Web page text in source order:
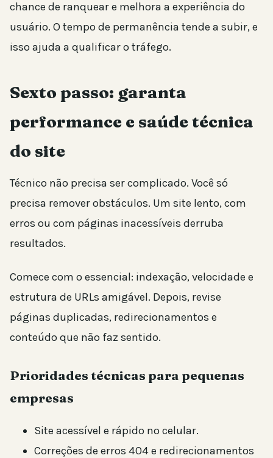
chance de ranquear e melhora a experiência do
usuário. O tempo de permanência tende a subir, e
isso ajuda a qualificar o tráfego.
Sexto passo: garanta
performance e saúde técnica
do site
Técnico não precisa ser complicado. Você só
precisa remover obstáculos. Um site lento, com
erros ou com páginas inacessíveis derruba
resultados.
Comece com o essencial: indexação, velocidade e
estrutura de URLs amigável. Depois, revise
páginas duplicadas, redirecionamentos e
conteúdo que não faz sentido.
Prioridades técnicas para pequenas
empresas
Site acessível e rápido no celular.
Correções de erros 404 e redirecionamentos